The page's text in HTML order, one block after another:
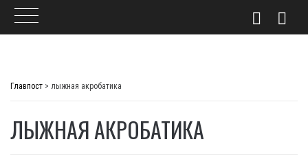
Главпост > лыжная акробатика
ЛЫЖНАЯ АКРОБАТИКА